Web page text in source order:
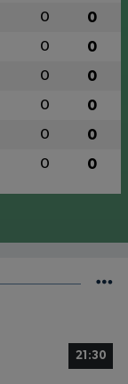
0 0
0 0
0 0
0 0
0 0
0 0
21:30